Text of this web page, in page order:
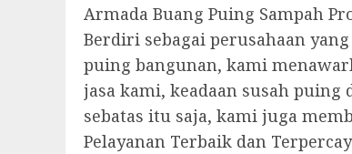
Armada Buang Puing Sampah
Berdiri sebagai perusahaan
puing bangunan, kami
jasa kami, keadaan susah puing
sebatas itu saja, kami juga
Pelayanan Terbaik dan